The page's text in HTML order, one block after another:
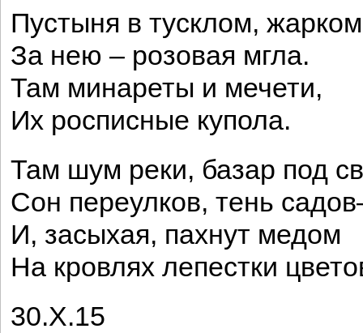
Пустыня в тусклом,
За нею – розовая мгла.
Там минареты и мечети,
Их росписные купола.
Там шум реки, базар под
Сон переулков, тень
И, засыхая, пахнут медом
На кровлях лепестки
30.Х.15